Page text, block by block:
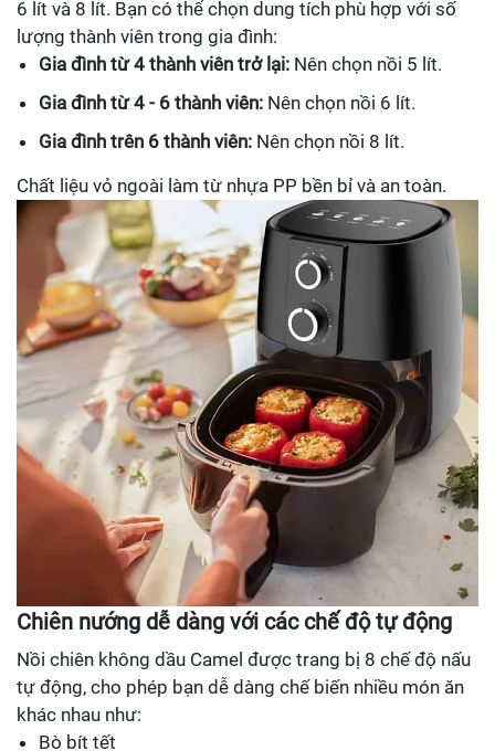
6 lít và 8 lít. Bạn có thể chọn dung tích phù hợp với số
lượng thành viên trong gia đình:
Gia đình từ 4 thành viên trở lại: Nên chọn nồi 5 lít.
Gia đình từ 4 - 6 thành viên: Nên chọn nồi 6 lít.
Gia đình trên 6 thành viên: Nên chọn nồi 8 lít.
Chất liệu vỏ ngoài làm từ nhựa PP bền bỉ và an toàn.
Chiên nướng dễ dàng với các chế độ tự động
Nồi chiên không dầu Camel được trang bị 8 chế độ nấu
tự động, cho phép bạn dễ dàng chế biến nhiều món ăn
khác nhau như:
Bò bít tết